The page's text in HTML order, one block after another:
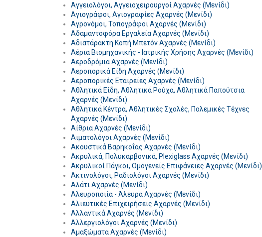
Αγγειολόγοι, Αγγειοχειρουργοί Αχαρνές (Μενίδι)
Αγιογράφοι, Αγιογραφίες Αχαρνές (Μενίδι)
Αγρονόμοι, Τοπογράφοι Αχαρνές (Μενίδι)
Αδαμαντοφόρα Εργαλεία Αχαρνές (Μενίδι)
Αδιατάρακτη Κοπή Μπετόν Αχαρνές (Μενίδι)
Αέρια Βιομηχανικής - Ιατρικής Χρήσης Αχαρνές (Μενίδι)
Αεροδρόμια Αχαρνές (Μενίδι)
Αεροπορικά Είδη Αχαρνές (Μενίδι)
Αεροπορικές Εταιρείες Αχαρνές (Μενίδι)
Αθλητικά Είδη, Αθλητικά Ρούχα, Αθλητικά Παπούτσια
Αχαρνές (Μενίδι)
Αθλητικά Κέντρα, Αθλητικές Σχολές, Πολεμικές Τέχνες
Αχαρνές (Μενίδι)
Αίθρια Αχαρνές (Μενίδι)
Αιματολόγοι Αχαρνές (Μενίδι)
Ακουστικά Βαρηκοΐας Αχαρνές (Μενίδι)
Ακρυλικά, Πολυκαρβονικά, Plexiglass Αχαρνές (Μενίδι)
Ακρυλικοί Πάγκοι, Ομογενείς Επιφάνειες Αχαρνές (Μενίδι)
Ακτινολόγοι, Ραδιολόγοι Αχαρνές (Μενίδι)
Αλάτι Αχαρνές (Μενίδι)
Αλευροποιία - Άλευρα Αχαρνές (Μενίδι)
Αλιευτικές Επιχειρήσεις Αχαρνές (Μενίδι)
Αλλαντικά Αχαρνές (Μενίδι)
Αλλεργιολόγοι Αχαρνές (Μενίδι)
Αμαξώματα Αχαρνές (Μενίδι)